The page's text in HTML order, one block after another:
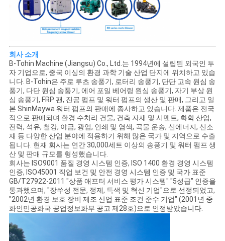
회사 소개
B-Tohin Machine (Jiangsu) Co., Ltd.는 1994년에 설립된 외국인 투
자 기업으로, 중국 이싱의 환경 과학 기술 산업 단지에 위치하고 있습
니다. B-Tohin은 주로 루츠 송풍기, 로터리 송풍기, 단단 고속 원심 송
풍기, 다단 원심 송풍기, 에어 포일 베어링 원심 송풍기, 자기 부상 원
심 송풍기, FRP 팬, 진공 펌프 및 워터 펌프의 생산 및 판매, 그리고 일
본 ShinMaywa 워터 펌프의 판매에 종사하고 있습니다. 제품은 전국
적으로 판매되며 환경 수처리 건물, 건축 자재 및 시멘트, 화학 산업,
전력, 석유, 철강, 야금, 광업, 인쇄 및 염색, 곡물 운송, 신에너지, 신소
재 등 다양한 산업 분야에 적용하기 위해 많은 국가 및 지역으로 수출
됩니다. 현재 회사는 연간 30,000세트 이상의 송풍기 및 워터 펌프 생
산 및 판매 규모를 형성했습니다.
회사는 ISO9001 품질 경영 시스템 인증, ISO 1400 환경 경영 시스템
인증, ISO45001 직업 보건 및 안전 경영 시스템 인증 및 국가 표준
GB/T27922-2011 "상품 애프터 서비스 평가 시스템" "5성급" 인증을
통과했으며, "장쑤성 전문, 정제, 특색 및 혁신 기업"으로 선정되었고,
"2002년 환경 보호 장비 제조 산업 표준 조건 준수 기업" (2001년 중
화인민공화국 공업정보화부 공고 제28호)으로 인정받았습니다.